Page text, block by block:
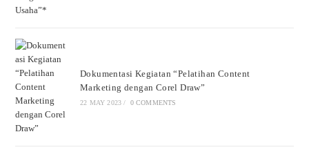
Dokumentasi Kegiatan “Pelatihan Content
Marketing dengan Corel Draw”
22 MAY 2023 / 0 COMMENTS